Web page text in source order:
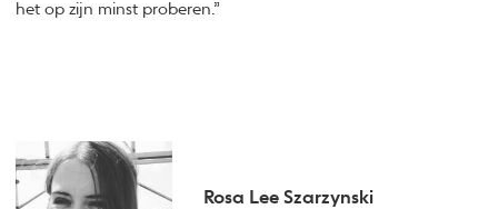
het op zijn minst proberen.”
Rosa Lee Szarzynski